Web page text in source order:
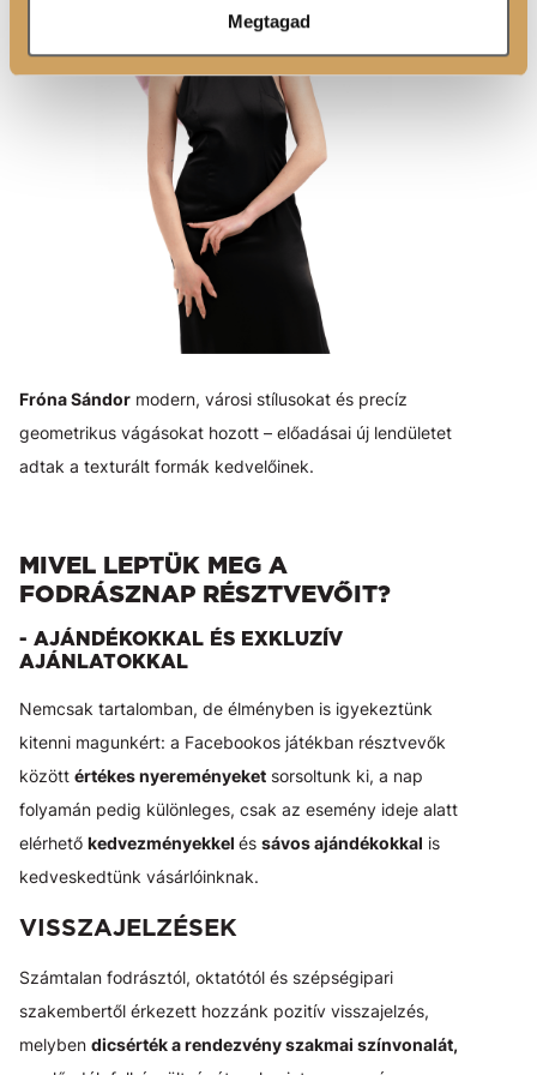
Megtagad
Fróna Sándor modern, városi stílusokat és precíz
geometrikus vágásokat hozott – előadásai új lendületet
adtak a texturált formák kedvelőinek.
MIVEL LEPTÜK MEG A
FODRÁSZNAP RÉSZTVEVŐIT?
- AJÁNDÉKOKKAL ÉS EXKLUZÍV
AJÁNLATOKKAL
Nemcsak tartalomban, de élményben is igyekeztünk
kitenni magunkért: a Facebookos játékban résztvevők
között értékes nyereményeket sorsoltunk ki, a nap
folyamán pedig különleges, csak az esemény ideje alatt
elérhető kedvezményekkel és sávos ajándékokkal is
kedveskedtünk vásárlóinknak.
VISSZAJELZÉSEK
Számtalan fodrásztól, oktatótól és szépségipari
szakembertől érkezett hozzánk pozitív visszajelzés,
melyben dicsérték a rendezvény szakmai színvonalát,